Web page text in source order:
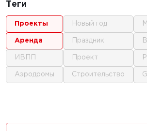
Теги
проекты
аренда
ИВПП
аэродромы
новый год
праздник
проект
строительство